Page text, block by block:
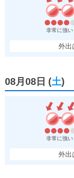
非常に強い
外出
08月08日 (土)
非常に強い
外出